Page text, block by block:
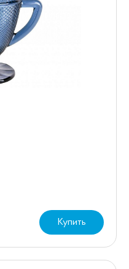
Купить